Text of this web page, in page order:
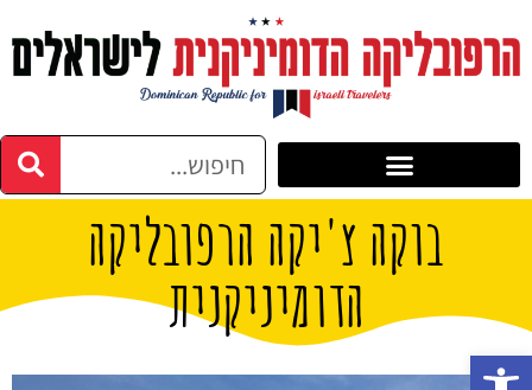
בוקה צ'יקה הרפובליקה
הדומיניקנית
פתח סרגל נגישות